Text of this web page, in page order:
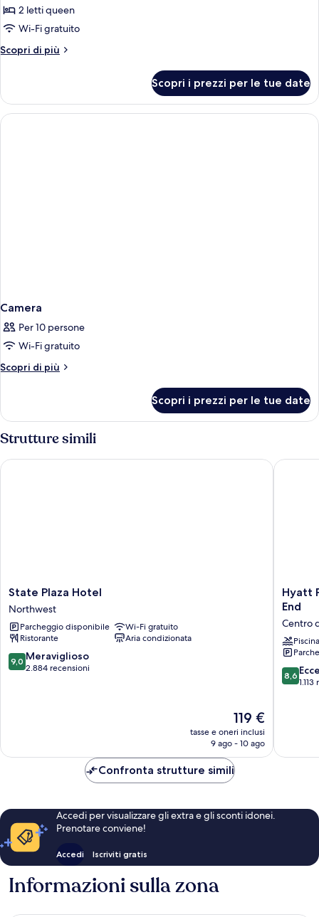
foto
per
2
Bedroom
Apartment
2 letti queen
Wi-Fi gratuito
Scopri di più
Altri
Queen
One
Bedroom
Scopri i prezzi per le tue date
Camera
Per 10 persone
Wi-Fi gratuito
Scopri di più
Altri
Scopri i prezzi per le tue date
Strutture simili
State
Plaza
Hotel
Northwest
State Plaza Hotel
Northwest
Parcheggio disponibile
Wi-Fi gratuito
Ristorante
Aria condizionata
9.0
su
9,0 Meraviglioso
2.884 recensioni
Il
prezzo
attuale
119 €
119 €
tasse e oneri inclusi
9 ago - 10 ago
State Plaza Hotel
Hyatt
Place
DC/
End
Centro
di
Hyatt
End
Centro
Piscina
8.6
su
8,6
Hyatt
Confronta strutture simili
Accedi per visualizzare gli extra e gli sconti idonei.
Prenotare conviene!
Accedi Iscriviti gratis
Informazioni sulla zona